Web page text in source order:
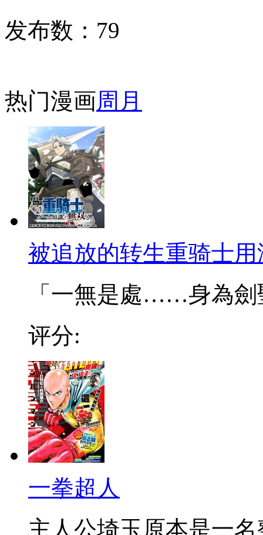
发布数： 79
热门漫画周 月
被追放的转生重骑士
「一無是處……身為劍
评分:
一拳超人
主人公埼玉原本是一名